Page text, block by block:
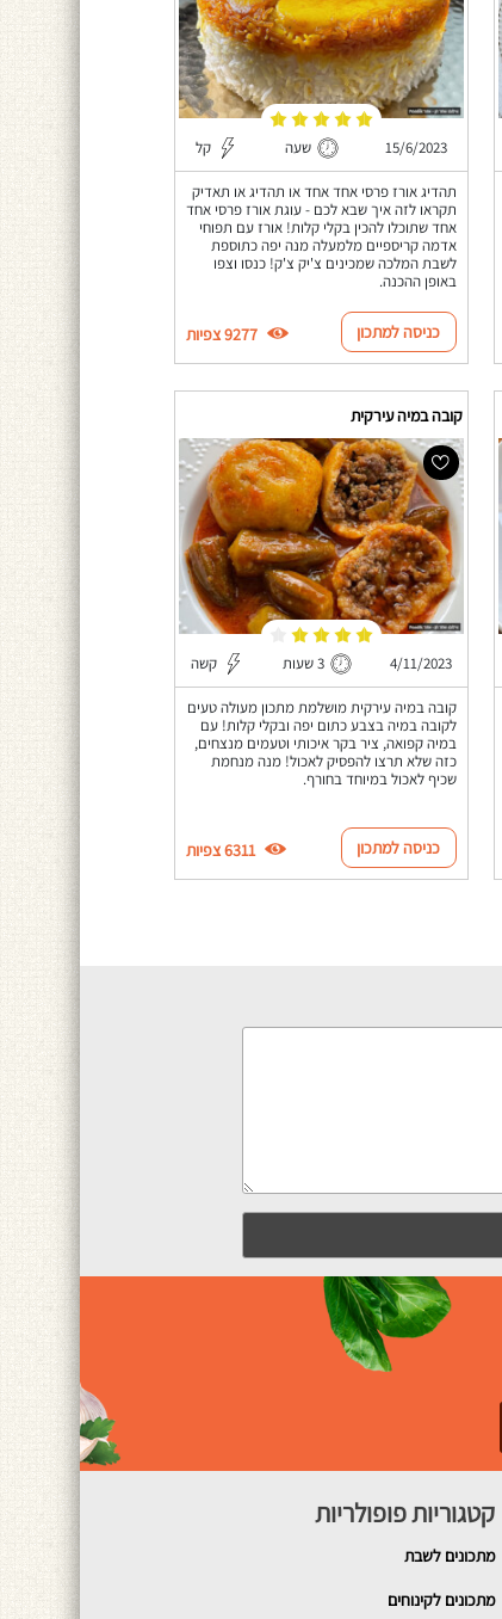
15/6/2023 שעה קל
תהדיג אורז פרסי אחד אחד או תהדיג או תאדיק
תקראו לזה איך שבא לכם - עוגת אורז פרסי אחד
אחד שתוכלו להכין בקלי קלות! אורז עם תפוחי
אדמה קריספיים מלמעלה מנה יפה כתוספת
לשבת המלכה שמכינים צ'יק צ'ק! כנסו וצפו
באופן ההכנה.
כניסה למתכון 9277 צפיות
קובה במיה עירקית
4/11/2023 3 שעות קשה
קובה במיה עירקית מושלמת מתכון מעולה טעים
לקובה במיה בצבע כתום יפה ובקלי קלות! עם
במיה קפואה, ציר בקר איכותי וטעמים מנצחים,
כזה שלא תרצו להפסיק לאכול! מנה מנחמת
שכיף לאכול במיוחד בחורף.
כניסה למתכון 6311 צפיות
קטגוריות פופולריות
מתכונים לשבת
מתכונים לקינוחים